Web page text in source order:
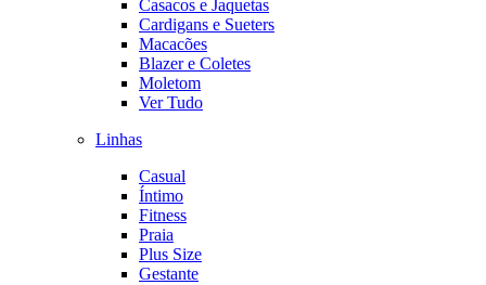
Casacos e Jaquetas
Cardigans e Sueters
Macacões
Blazer e Coletes
Moletom
Ver Tudo
Linhas
Casual
Íntimo
Fitness
Praia
Plus Size
Gestante